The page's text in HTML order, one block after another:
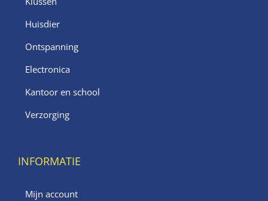
Huisdier
Ontspanning
Electronica
Kantoor en school
Verzorging
INFORMATIE
Mijn account